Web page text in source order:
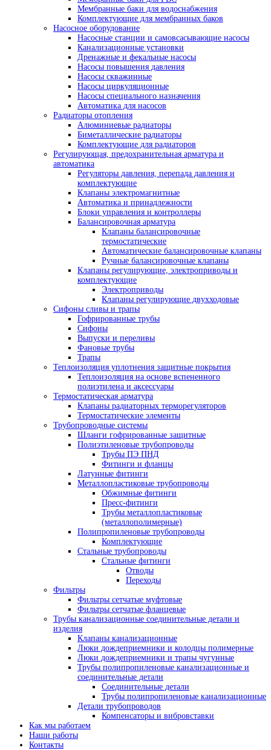
Мембранные баки для водоснабжения
Комплектующие для мембранных баков
Насосное оборудование
Насосные станции и самовсасывающие насосы
Канализационные установки
Дренажные и фекальные насосы
Насосы повышения давления
Насосы скважинные
Насосы циркуляционные
Насосы специального назначения
Автоматика для насосов
Радиаторы отопления
Алюминиевые радиаторы
Биметаллические радиаторы
Комплектующие для радиаторов
Регулирующая, предохранительная арматура и
автоматика
Регуляторы давления, перепада давления и
комплектующие
Клапаны электромагнитные
Автоматика и принадлежности
Блоки управления и контроллеры
Балансировочная арматура
Клапаны балансировочные
термостатические
Автоматические балансировочные клапаны
Ручные балансировочные клапаны
Клапаны регулирующие, электроприводы и
комплектующие
Электроприводы
Клапаны регулирующие двухходовые
Сифоны сливы и трапы
Гофрированные трубы
Сифоны
Выпуски и переливы
Фановые трубы
Трапы
Теплоизоляция уплотнения защитные покрытия
Теплоизоляция на основе вспененного
полиэтилена и аксессуары
Термостатическая арматура
Клапаны радиаторных терморегуляторов
Термостатические элементы
Трубопроводные системы
Шланги гофрированные защитные
Полиэтиленовые трубопроводы
Трубы ПЭ ПНД
Фитинги и фланцы
Латунные фитинги
Металлопластиковые трубопроводы
Обжимные фитинги
Пресс-фитинги
Трубы металлопластиковые
(металлополимерные)
Полипропиленовые трубопроводы
Комплектующие
Стальные трубопроводы
Стальные фитинги
Отводы
Переходы
Фильтры
Фильтры сетчатые муфтовые
Фильтры сетчатые фланцевые
Трубы канализационные соединительные детали и
изделия
Клапаны канализационные
Люки дождеприемники и колодцы полимерные
Люки дождеприемники и трапы чугунные
Трубы полипропиленовые канализационные и
соединительные детали
Соединительные детали
Трубы полипропиленовые канализационные
Детали трубопроводов
Компенсаторы и вибровставки
Как мы работаем
Наши работы
Контакты